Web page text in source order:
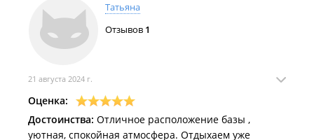
въезде на турбазу (а не где-нибудь с тыла) -
несколько смазывает впечатление от симпатичных
фотографий.
Татьяна
Отзывов 1
21 августа 2024 г.
Оценка:
Достоинства: Отличное расположение базы ,
уютная, спокойная атмосфера. Отдыхаем уже